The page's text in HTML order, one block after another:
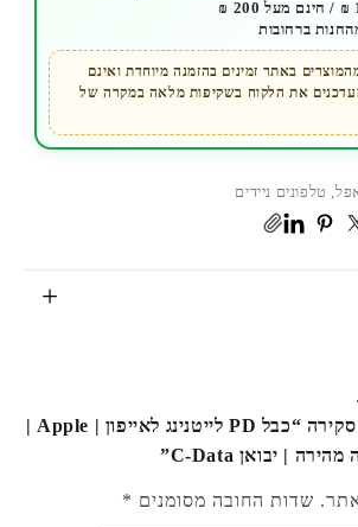
ברחובות
באתר זמינים בהזמנה מיוחדת ואינם
את הלקוח בשקיפות מלאה במקרה של
טלפונים ניידים
היה הראשון לכתוב סקירה “כבל PD לייטנינג לאייפון | Apple |
שדות החובה מסומנים *